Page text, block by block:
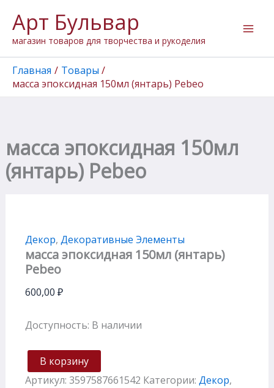
содержимому
Арт Бульвар
магазин товаров для творчества и рукоделия
Главная
Товары
масса эпоксидная 150мл (янтарь) Pebeo
масса эпоксидная 150мл
(янтарь) Pebeo
Декор, Декоративные Элементы
масса эпоксидная 150мл (янтарь)
Pebeo
600,00 ₽
Доступность: В наличии
товара
масса
эпоксидная
150мл
(янтарь)
В корзину
Артикул: 3597587661542 Категории: Декор,